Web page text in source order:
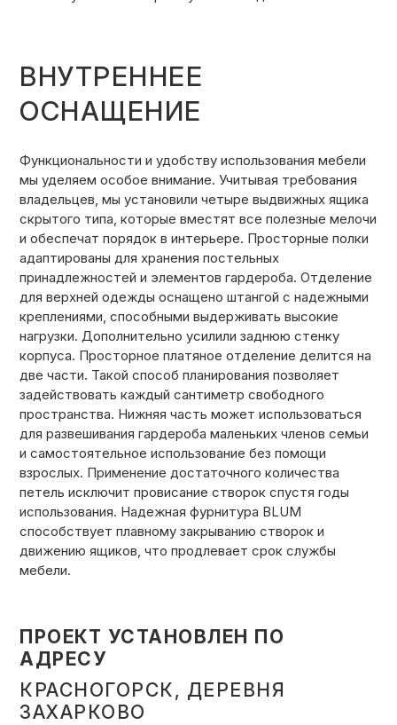
ВНУТРЕННЕЕ
ОСНАЩЕНИЕ
Функциональности и удобству использования мебели
мы уделяем особое внимание. Учитывая требования
владельцев, мы установили четыре выдвижных ящика
скрытого типа, которые вместят все полезные мелочи
и обеспечат порядок в интерьере. Просторные полки
адаптированы для хранения постельных
принадлежностей и элементов гардероба. Отделение
для верхней одежды оснащено штангой с надежными
креплениями, способными выдерживать высокие
нагрузки. Дополнительно усилили заднюю стенку
корпуса. Просторное платяное отделение делится на
две части. Такой способ планирования позволяет
задействовать каждый сантиметр свободного
пространства. Нижняя часть может использоваться
для развешивания гардероба маленьких членов семьи
и самостоятельное использование без помощи
взрослых. Применение достаточного количества
петель исключит провисание створок спустя годы
использования. Надежная фурнитура BLUM
способствует плавному закрыванию створок и
движению ящиков, что продлевает срок службы
мебели.
ПРОЕКТ УСТАНОВЛЕН ПО
АДРЕСУ
КРАСНОГОРСК, ДЕРЕВНЯ
ЗАХАРКОВО